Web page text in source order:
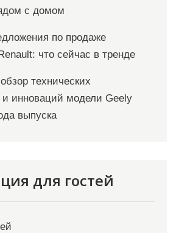
с домом
по продаже
что сейчас в тренде
технических
и инноваций модели Geely
выпуска
для гостей